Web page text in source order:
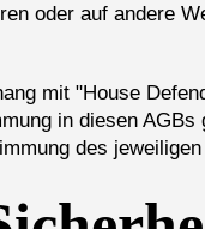
oder auf andere
mit "House
in diesen
des